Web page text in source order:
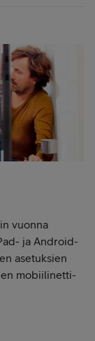
vuonna
ja Android-
asetuksien
mobiilinetti-